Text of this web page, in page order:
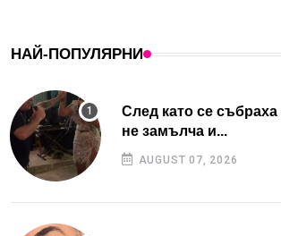
НАЙ-ПОПУЛЯРНИ
След като се събраха
не замълча и...
AUGUST 07, 2026